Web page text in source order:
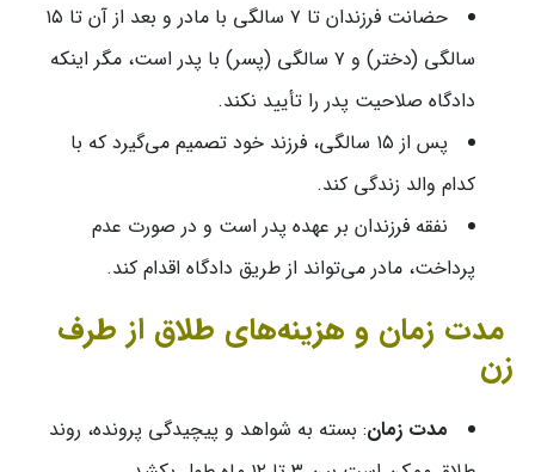
حضانت فرزندان تا ۷ سالگی با مادر و بعد از آن تا ۱۵
سالگی (دختر) و ۷ سالگی (پسر) با پدر است، مگر اینکه
دادگاه صلاحیت پدر را تأیید نکند.
پس از ۱۵ سالگی، فرزند خود تصمیم می‌گیرد که با
کدام والد زندگی کند.
نفقه فرزندان بر عهده پدر است و در صورت عدم
پرداخت، مادر می‌تواند از طریق دادگاه اقدام کند.
مدت زمان و هزینه‌های طلاق از طرف
زن
مدت زمان: بسته به شواهد و پیچیدگی پرونده، روند